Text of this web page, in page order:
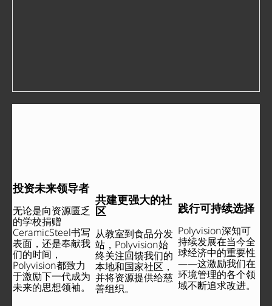
投资未来领导者
无论是向资源匮乏
的学校捐赠
CeramicSteel书写
表面，还是奉献我
们的时间，
Polyvision都致力
于激励下一代成为
未来的思想领袖。
共建更强大的社
区
从教室到食品分发
站，Polyvision始
终关注回馈我们的
本地和国家社区，
并将资源提供给慈
善组织。
践行可持续选择
Polyvision深知可
持续发展在当今全
球经济中的重要性
——这激励我们在
环境管理的各个领
域不断追求改进。